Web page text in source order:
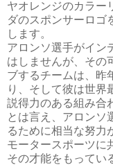
ヤオレンジのカラー
ダのスポンサーロゴ
します。
アロンソ選手がイン
はしませんが、その
ブするチームは、昨
り、そして彼は世界
説得力のある組み合
とは言え、アロンソ
るために相当な努力
モータースポーツに
その才能をもってい